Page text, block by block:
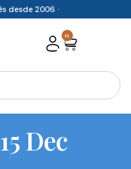
desde 2006 ·
0
Cart
Dec